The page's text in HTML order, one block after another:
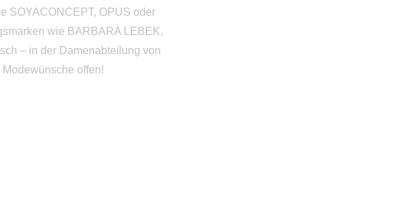
SOYACONCEPT, OPUS oder
wie BARBARA LEBEK,
– in der Damenabteilung von
offen!